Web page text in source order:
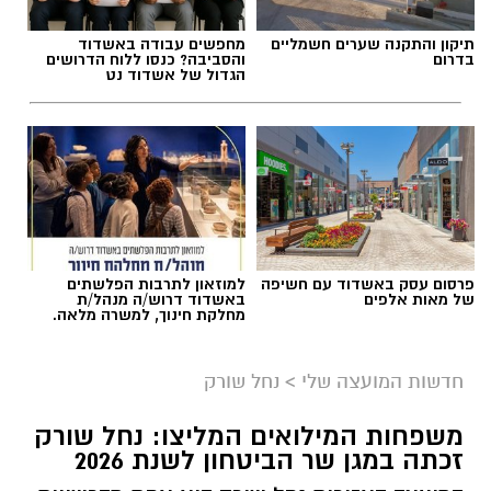
תגים:בשורה למטה יהודה: מוני החשמל החכמים
בדרך
תיקון והתקנה שערים חשמליים
בדרום
מחפשים עבודה באשדוד
והסביבה? כנסו ללוח הדרושים
הגדול של אשדוד נט
פרסום עסק באשדוד עם חשיפה
של מאות אלפים
למוזאון לתרבות הפלשתים
באשדוד דרוש/ה מנהל/ת
מחלקת חינוך, למשרה מלאה.
חדשות המועצה שלי > נחל שורק
משפחות המילואים המליצו: נחל שורק
זכתה במגן שר הביטחון לשנת 2026